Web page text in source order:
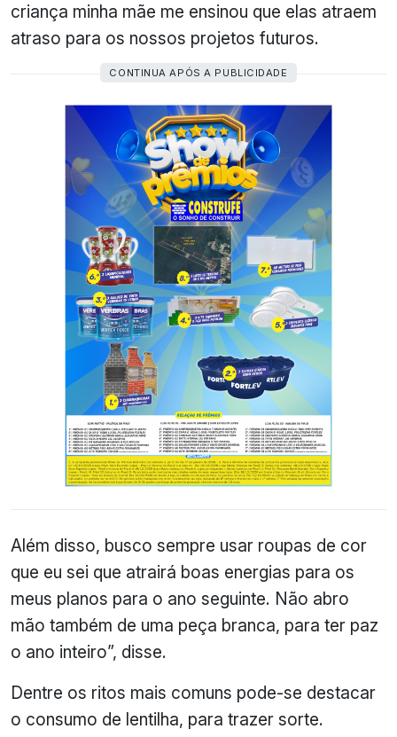
criança minha mãe me ensinou que elas atraem
atraso para os nossos projetos futuros.
CONTINUA APÓS A PUBLICIDADE
Além disso, busco sempre usar roupas de cor
que eu sei que atrairá boas energias para os
meus planos para o ano seguinte. Não abro
mão também de uma peça branca, para ter paz
o ano inteiro”, disse.
Dentre os ritos mais comuns pode-se destacar
o consumo de lentilha, para trazer sorte.